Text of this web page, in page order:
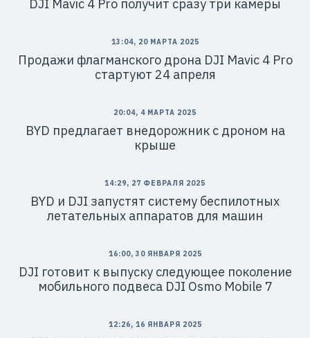
DJI Mavic 4 Pro получит сразу три камеры
13:04, 20 МАРТА 2025
Продажи флагманского дрона DJI Mavic 4 Pro
стартуют 24 апреля
20:04, 4 МАРТА 2025
BYD предлагает внедорожник с дроном на
крыше
14:29, 27 ФЕВРАЛЯ 2025
BYD и DJI запустят систему беспилотных
летательных аппаратов для машин
16:00, 30 ЯНВАРЯ 2025
DJI готовит к выпуску следующее поколение
мобильного подвеса DJI Osmo Mobile 7
12:26, 16 ЯНВАРЯ 2025